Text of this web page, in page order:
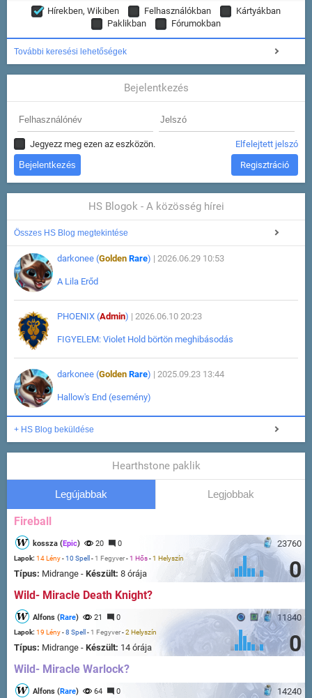
Hírekben, Wikiben Felhasználókban
Kártyákban
Paklikban
Fórumokban
További keresési lehetőségek
Bejelentkezés
Jegyezz meg ezen az eszközön. Elfelejtett jelszó
Regisztráció
HS Blogok - A közösség hírei
Összes HS Blog megtekintése
darkonee (Golden Rare) | 2026.06.29 10:53
A Lila Erőd
PHOENIX (Admin) | 2026.06.10 20:23
FIGYELEM: Violet Hold börtön meghibásodás
darkonee (Golden Rare) | 2025.09.23 13:44
Hallow's End (esemény)
+ HS Blog beküldése
Hearthstone paklik
Legújabbak Legjobbak
Fireball
23760
kossza (Epic) 20 0
Lapok: 14 Lény-10 Spell - 1 Fegyver-1 Hős-1 Helyszín
Típus: Midrange - Készült: 8 órája 0
Wild- Miracle Death Knight?
11840
Alfons (Rare) 21 0
Lapok: 19 Lény-8 Spell - 1 Fegyver-2 Helyszín
Típus: Midrange - Készült: 14 órája 0
Wild- Miracle Warlock?
14240
Alfons (Rare) 64 0